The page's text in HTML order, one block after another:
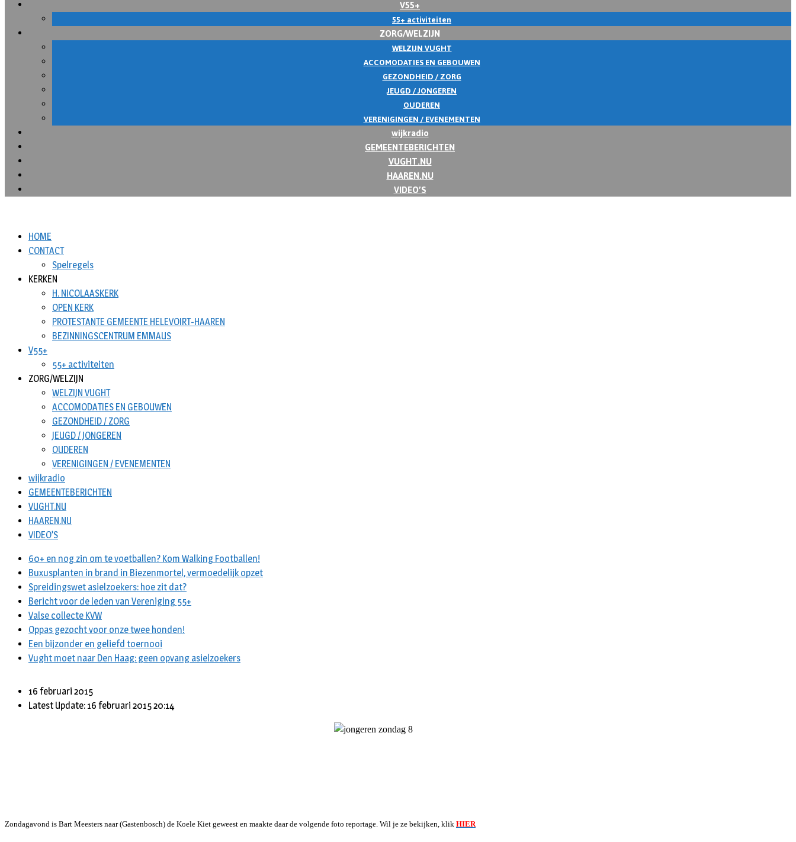
V55+
55+ activiteiten
ZORG/WELZIJN
WELZIJN VUGHT
ACCOMODATIES EN GEBOUWEN
GEZONDHEID / ZORG
JEUGD / JONGEREN
OUDEREN
VERENIGINGEN / EVENEMENTEN
wijkradio
GEMEENTEBERICHTEN
VUGHT.NU
HAAREN.NU
VIDEO’S
HOME
CONTACT
Spelregels
KERKEN
H. NICOLAASKERK
OPEN KERK
PROTESTANTE GEMEENTE HELEVOIRT-HAAREN
BEZINNINGSCENTRUM EMMAUS
V55+
55+ activiteiten
ZORG/WELZIJN
WELZIJN VUGHT
ACCOMODATIES EN GEBOUWEN
GEZONDHEID / ZORG
JEUGD / JONGEREN
OUDEREN
VERENIGINGEN / EVENEMENTEN
wijkradio
GEMEENTEBERICHTEN
VUGHT.NU
HAAREN.NU
VIDEO’S
60+ en nog zin om te voetballen? Kom Walking Footballen!
Buxusplanten in brand in Biezenmortel, vermoedelijk opzet
Spreidingswet asielzoekers: hoe zit dat?
Bericht voor de leden van Vereniging 55+
Valse collecte KVW
Oppas gezocht voor onze twee honden!
Een bijzonder en geliefd toernooi
Vught moet naar Den Haag: geen opvang asielzoekers
16 februari 2015
Latest Update: 16 februari 2015 20:14
Zondagavond is Bart Meesters naar (Gastenbosch) de Koele Kiet geweest en maakte daar de volgende foto reportage. Wil je ze bekijken, klik HIER